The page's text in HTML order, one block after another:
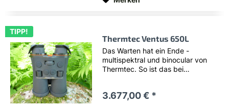
TIPP!
Thermtec Ventus 650L
Das Warten hat ein Ende -
multispektral und binocular von
Thermtec. So ist das bei
der Ventus Serie wird das erste
3.677,00 € *